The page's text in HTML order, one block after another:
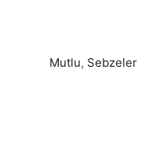
Mutlu, Sebzeler